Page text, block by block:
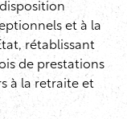
et à la
rétablissant
de prestations
à la retraite et